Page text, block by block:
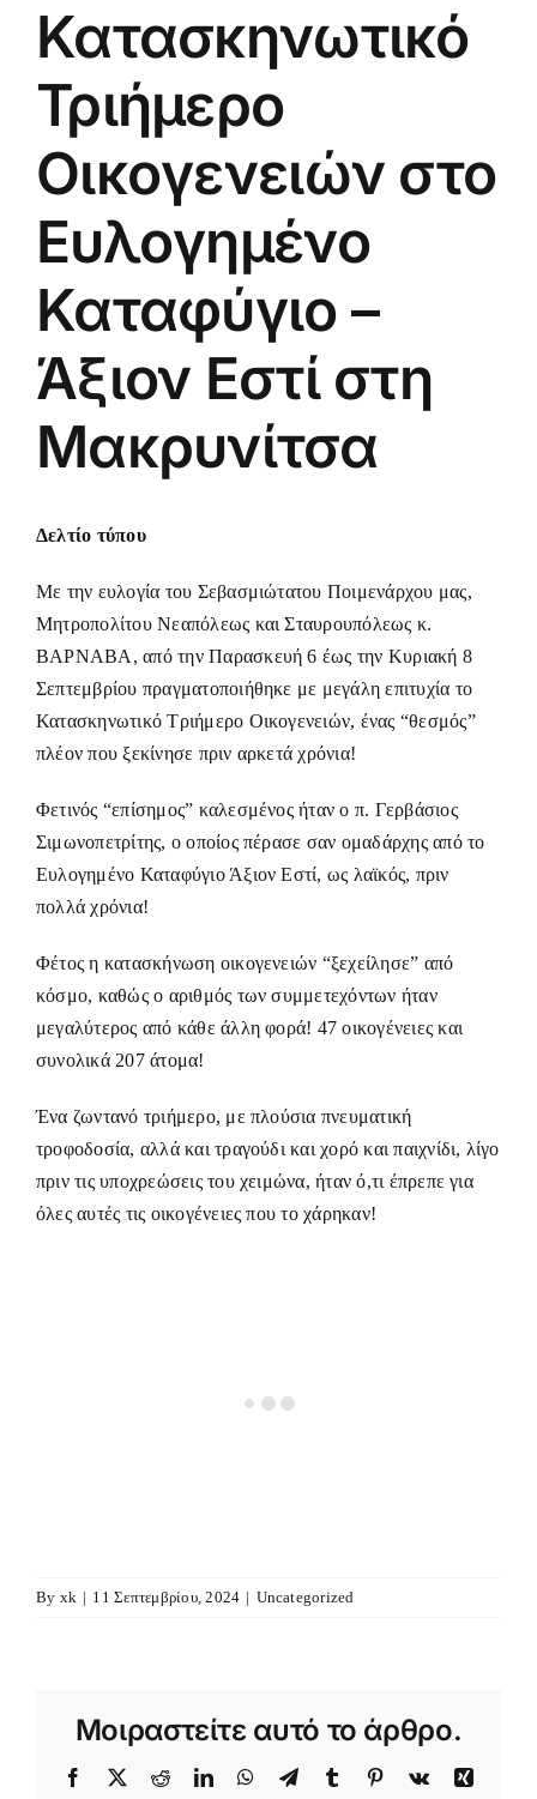
Κατασκηνωτικό
Τριήμερο
Οικογενειών στο
Ευλογημένο
Καταφύγιο –
Άξιον Εστί στη
Μακρυνίτσα
Δελτίο τύπου
Με την ευλογία του Σεβασμιώτατου Ποιμενάρχου μας,
Μητροπολίτου Νεαπόλεως και Σταυρουπόλεως κ.
ΒΑΡΝΑΒΑ, από την Παρασκευή 6 έως την Κυριακή 8
Σεπτεμβρίου πραγματοποιήθηκε με μεγάλη επιτυχία το
Κατασκηνωτικό Τριήμερο Οικογενειών, ένας “θεσμός”
πλέον που ξεκίνησε πριν αρκετά χρόνια!
Φετινός “επίσημος” καλεσμένος ήταν ο π. Γερβάσιος
Σιμωνοπετρίτης, ο οποίος πέρασε σαν ομαδάρχης από το
Ευλογημένο Καταφύγιο Άξιον Εστί, ως λαϊκός, πριν
πολλά χρόνια!
Φέτος η κατασκήνωση οικογενειών “ξεχείλησε” από
κόσμο, καθώς ο αριθμός των συμμετεχόντων ήταν
μεγαλύτερος από κάθε άλλη φορά! 47 οικογένειες και
συνολικά 207 άτομα!
Ένα ζωντανό τριήμερο, με πλούσια πνευματική
τροφοδοσία, αλλά και τραγούδι και χορό και παιχνίδι, λίγο
πριν τις υποχρεώσεις του χειμώνα, ήταν ό,τι έπρεπε για
όλες αυτές τις οικογένειες που το χάρηκαν!
By xk | 11 Σεπτεμβρίου, 2024 | Uncategorized
Μοιραστείτε αυτό το άρθρο.
Facebook
X RedditLinkedInWhatsApp
TelegramTumblr Pinterest
Vk
Xing